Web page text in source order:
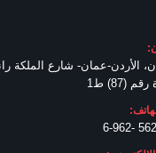
الأردن-عمان- شارع الملكة
(87) ط1